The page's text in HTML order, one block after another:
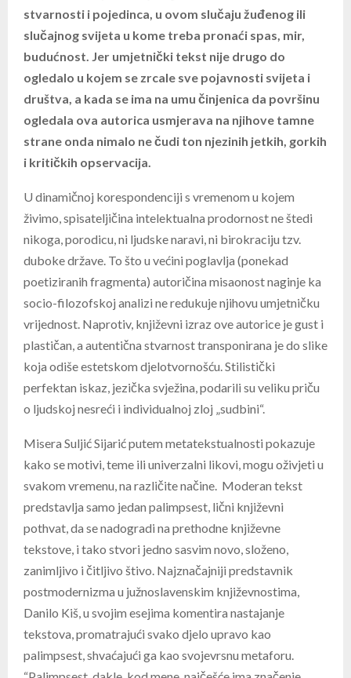
stvarnosti i pojedinca, u ovom slučaju žuđenog ili
slučajnog svijeta u kome treba pronaći spas, mir,
budućnost. Jer umjetnički tekst nije drugo do
ogledalo u kojem se zrcale sve pojavnosti svijeta i
društva, a kada se ima na umu činjenica da površinu
ogledala ova autorica usmjerava na njihove tamne
strane onda nimalo ne čudi ton njezinih jetkih, gorkih
i kritičkih opservacija.
U dinamičnoj korespondenciji s vremenom u kojem
živimo, spisateljičina intelektualna prodornost ne štedi
nikoga, porodicu, ni ljudske naravi, ni birokraciju tzv.
duboke države. To što u većini poglavlja (ponekad
poetiziranih fragmenta) autoričina misaonost naginje ka
socio-filozofskoj analizi ne redukuje njihovu umjetničku
vrijednost. Naprotiv, književni izraz ove autorice je gust i
plastičan, a autentična stvarnost transponirana je do slike
koja odiše estetskom djelotvornošću. Stilistički
perfektan iskaz, jezička svježina, podarili su veliku priču
o ljudskoj nesreći i individualnoj zloj „sudbini“.
Misera Suljić Sijarić putem metatekstualnosti pokazuje
kako se motivi, teme ili univerzalni likovi, mogu oživjeti u
svakom vremenu, na različite načine. Moderan tekst
predstavlja samo jedan palimpsest, lični književni
pothvat, da se nadogradi na prethodne književne
tekstove, i tako stvori jedno sasvim novo, složeno,
zanimljivo i čitljivo štivo. Najznačajniji predstavnik
postmodernizma u južnoslavenskim književnostima,
Danilo Kiš, u svojim esejima komentira nastajanje
tekstova, promatrajući svako djelo upravo kao
palimpsest, shvaćajući ga kao svojevrsnu metaforu.